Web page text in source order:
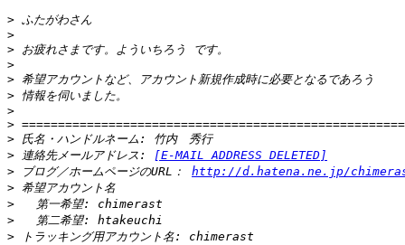
>
>
>
>
>
>
>
>
>
> 連絡先メールアドレス:
[E-MAIL ADDRESS DELETED]
> ブログ／ホームページのURL： http://d.hatena.ne.jp/
>
>
>
>